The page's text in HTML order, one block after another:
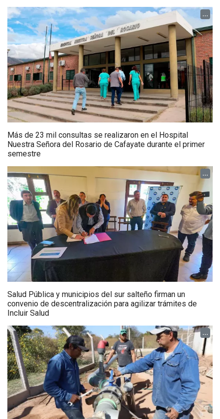
...
Más de 23 mil consultas se realizaron en el Hospital
Nuestra Señora del Rosario de Cafayate durante el primer
semestre
...
Salud Pública y municipios del sur salteño firman un
convenio de descentralización para agilizar trámites de
Incluir Salud
...